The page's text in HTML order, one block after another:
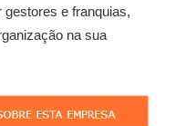
gestores e franquias,
na sua